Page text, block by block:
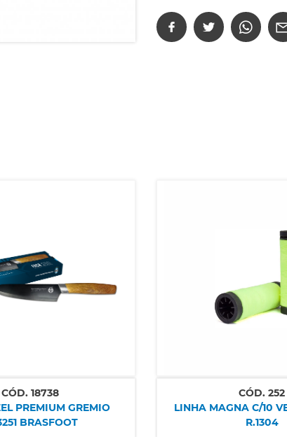
CÓD. 18738
PREMIUM GREMIO
BRASFOOT
CÓD. 252
LINHA MAGNA C/10
R.1304